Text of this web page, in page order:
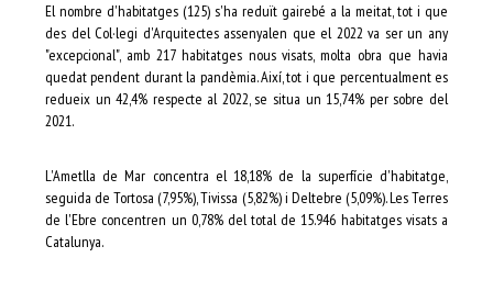
El nombre d'habitatges (125) s'ha reduït gairebé a la meitat, tot i que
des del Col·legi d'Arquitectes assenyalen que el 2022 va ser un any
"excepcional", amb 217 habitatges nous visats, molta obra que havia
quedat pendent durant la pandèmia. Així, tot i que percentualment es
redueix un 42,4% respecte al 2022, se situa un 15,74% per sobre del
2021.
L'Ametlla de Mar concentra el 18,18% de la superfície d'habitatge,
seguida de Tortosa (7,95%), Tivissa (5,82%) i Deltebre (5,09%). Les Terres
de l'Ebre concentren un 0,78% del total de 15.946 habitatges visats a
Catalunya.